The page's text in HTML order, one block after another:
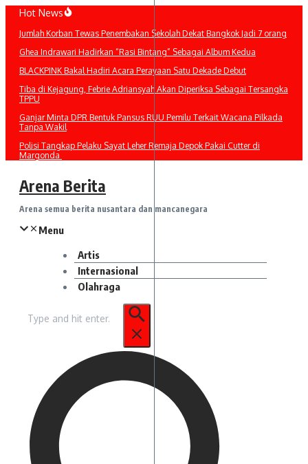
Lewati
konten
Hot News
Jumlah Korban Tewas Penembakan Sekolah Dekat Bangkok Jadi 7 orang
Ghea Indrawari Hadirkan “Rasi Bintang” Sebagai Album Kedua
BLACKPINK Bakal Hadiri Acara Perayaan Satu Dekade Debut
Tiba di Kejagung, Febrie Adriansyah Akan Diperiksa Sebagai Tersangka
TPPU
Ganjar Minta DPR Bentuk Pansus RUU Pemilu Terkait Wacana Pilkada
Tanpa Wakil
Polisi Tangkap Pelaku Sayat Leher Remaja Depok Pakai Cutter di
Margonda
Arena Berita
Arena semua berita nusantara dan mancanegara
Menu
Artis
Internasional
Olahraga
untuk: